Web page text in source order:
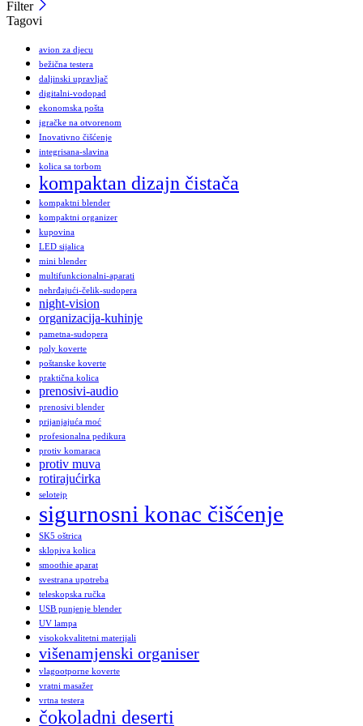
Filter
Tagovi
avion za djecu
bežična testera
daljinski upravljač
digitalni-vodopad
ekonomska pošta
igračke na otvorenom
Inovativno čišćenje
integrisana-slavina
kolica sa torbom
kompaktan dizajn čistača
kompaktni blender
kompaktni organizer
kupovina
LED sijalica
mini blender
multifunkcionalni-aparati
nehrđajući-čelik-sudopera
night-vision
organizacija-kuhinje
pametna-sudopera
poly koverte
poštanske koverte
praktična kolica
prenosivi-audio
prenosivi blender
prijanjajuća moć
profesionalna pedikura
protiv komaraca
protiv muva
rotirajućirka
selotejp
sigurnosni konac čišćenje
SK5 oštrica
sklopiva kolica
smoothie aparat
svestrana upotreba
teleskopska ručka
USB punjenje blender
UV lampa
visokokvalitetni materijali
višenamjenski organiser
vlagootporne koverte
vratni masažer
vrtna testera
čokoladni deserti